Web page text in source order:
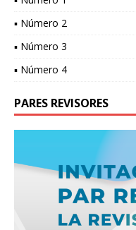
▪ Número 2
▪ Número 3
▪ Número 4
PARES REVISORES